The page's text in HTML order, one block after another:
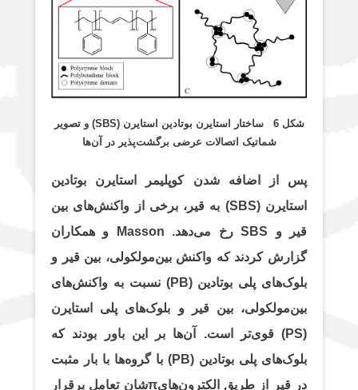
SBS) و تصویر
شماتیک اتصالات عرضی برگشت‌پذیر در آن‌ها
پس از اضافه شدن کوپلیمر استایرن بوتادین
استایرن (SBS) به قیر، برخی از واکنش‌های بین
قیر و SBS رخ می‌دهد. Masson و همکاران
گزارش کردند که واکنش بین‌مولکولی، بین قیر و
بلوک‌های پلی بوتادین (PB) نسبت به واکنش‌های
بین‌مولکولی، بین قیر و بلوک‌های پلی استایرن
(PS) قوی‌تر است. آن‌ها بر این باور بودند که
بلوک‌های پلی بوتادین (PB) با گروه‌ها با بار مثبت
در قیر از طریق الکترون‌هایπشان تعامل برقرار